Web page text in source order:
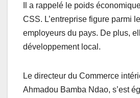
Il a rappelé le poids
CSS. L’entreprise figure parmi
employeurs du pays. De plus,
développement local.
Le directeur du Commerce
Ahmadou Bamba Ndao, s’est